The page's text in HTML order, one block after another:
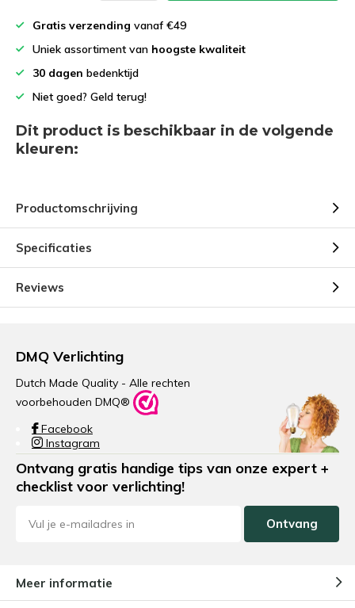
Gratis verzending vanaf €49
Uniek assortiment van hoogste kwaliteit
30 dagen bedenktijd
Niet goed? Geld terug!
Dit product is beschikbaar in de volgende
kleuren:
Productomschrijving
Specificaties
Reviews
DMQ Verlichting
Dutch Made Quality - Alle rechten
voorbehouden DMQ®
Facebook
Instagram
Ontvang gratis handige tips van onze expert +
checklist voor verlichting!
Ontvang
Meer informatie